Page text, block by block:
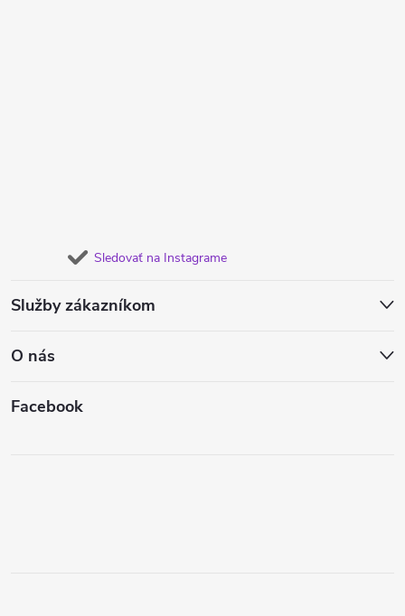
Sledovať na Instagrame
Služby zákazníkom
O nás
Facebook